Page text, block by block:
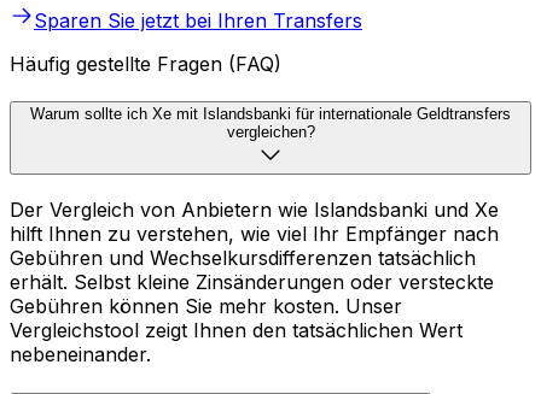
Sparen Sie jetzt bei Ihren Transfers
Häufig gestellte Fragen (FAQ)
Warum sollte ich Xe mit Islandsbanki für internationale Geldtransfers
vergleichen?
Der Vergleich von Anbietern wie Islandsbanki und Xe
hilft Ihnen zu verstehen, wie viel Ihr Empfänger nach
Gebühren und Wechselkursdifferenzen tatsächlich
erhält. Selbst kleine Zinsänderungen oder versteckte
Gebühren können Sie mehr kosten. Unser
Vergleichstool zeigt Ihnen den tatsächlichen Wert
nebeneinander.